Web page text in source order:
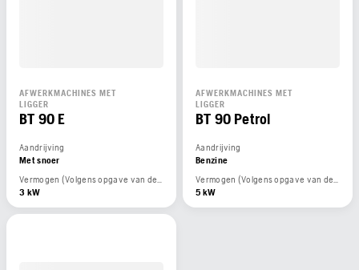
AFWERKMACHINES MET
LIGGER
BT 90 E
Aandrijving
Met snoer
Vermogen (Volgens opgave van de motorfabrikant)
3 kW
AFWERKMACHINES MET
LIGGER
BT 90 Petrol
Aandrijving
Benzine
Vermogen (Volgens opgave van de motorfabrikant)
5 kW